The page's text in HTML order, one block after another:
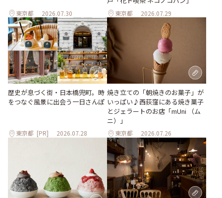
東京都 2026.07.30 東京都 2026.07.29
歴史が息づく街・日本橋兜町。時
をつなぐ風景に出会う一日さんぽ
東京都 [PR] 2026.07.28
焼き立ての「朝焼きのお菓子」が
いっぱい♪西荻窪にある焼き菓子
とジェラートのお店「mUni （ム
ニ）」
東京都 2026.07.26